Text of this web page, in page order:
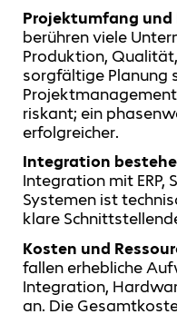
Projektumfang
berühren viele
Produktion,
sorgfältige Planung
riskant; ein
erfolgreicher.
Integration
Integration mit ERP,
Systemen ist
klare
Kosten und
fallen erhebliche
Integration,
an. Die